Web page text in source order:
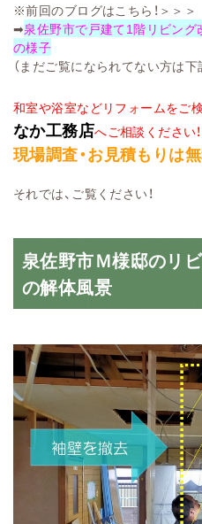
※前回のブログはこちら！＞＞＞
➡泉佐野市で戸建て1階リビン
の様子
（まだご覧になられてない方は下
和室や浴室などリフォームをご
なか工務店へご相談ください！
現場調査・お見積もりは無
それでは、ご覧ください！
泉佐野市Ｍ様邸のリ
の解体風景